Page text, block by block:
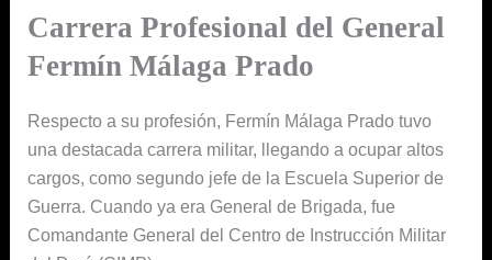
Carrera Profesional del General
Fermín Málaga Prado
Respecto a su profesión, Fermín Málaga Prado tuvo
una destacada carrera militar, llegando a ocupar altos
cargos, como segundo jefe de la Escuela Superior de
Guerra. Cuando ya era General de Brigada, fue
Comandante General del Centro de Instrucción Militar